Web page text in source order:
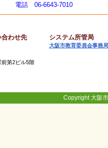
電話 06-6643-7010
わせ先
第2ビル5階
システム所管局
大阪市教育委員会事務局
Copyright 大阪